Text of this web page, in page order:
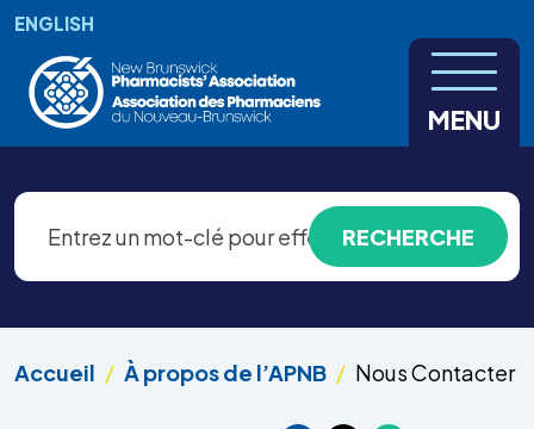
Aller au contenu principal
ENGLISH
MENU
Accueil À propos de l’APNB Nous Contacter